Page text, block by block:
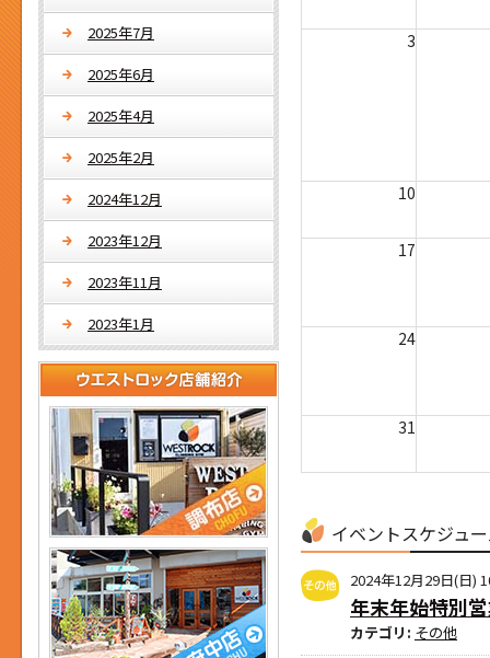
3
10
17
24
31
イベントスケジュ
2024年12月29日(日)
年末年始特別
カテゴリ: その他
2025年7月
2025年6月
2025年4月
2025年2月
2024年12月
2023年12月
2023年11月
2023年1月